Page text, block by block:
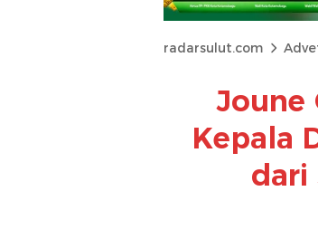
radarsulut.com
Joune
Kepala
dari